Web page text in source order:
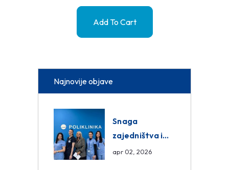
Add To Cart
Najnovije objave
Snaga
zajedništva i
razmjena
apr 02, 2026